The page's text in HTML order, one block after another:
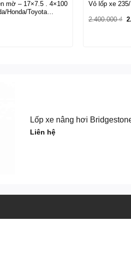
mờ – 17×7.5 . 4×100
Honda/Toyota…
Vỏ lốp xe
2.400.000₫
Lốp xe nâng hơi
Liên hệ